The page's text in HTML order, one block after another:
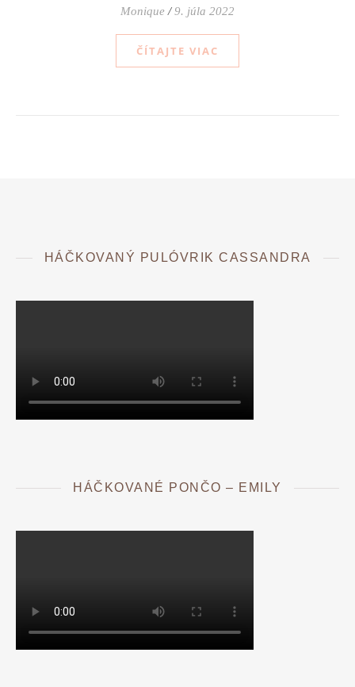
Monique / 9. júla 2022
ČÍTAJTE VIAC
HÁČKOVANÝ PULÓVRIK CASSANDRA
HÁČKOVANÉ PONČO – EMILY